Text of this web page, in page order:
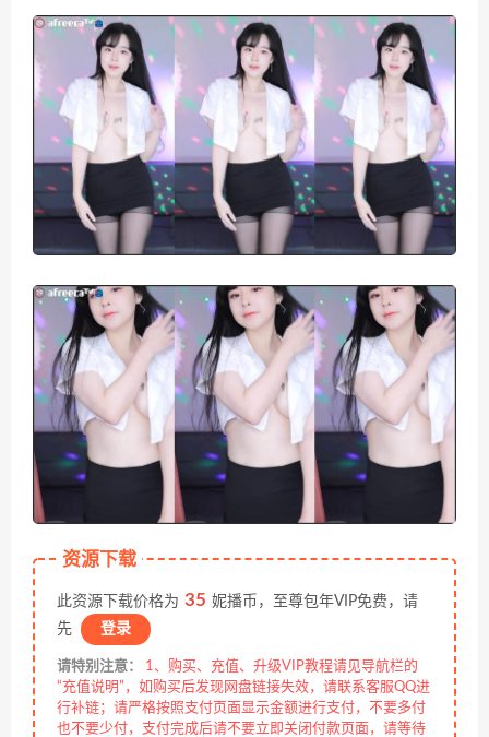
资源下载
此资源下载价格为 35 妮播币，至尊包年VIP免费，请
先
登录
请特别注意：
1、购买、充值、升级VIP教程请见导航栏的
“充值说明”，如购买后发现网盘链接失效，请联系客服QQ进
行补链；请严格按照支付页面显示金额进行支付，不要多付
也不要少付，支付完成后请不要立即关闭付款页面，请等待